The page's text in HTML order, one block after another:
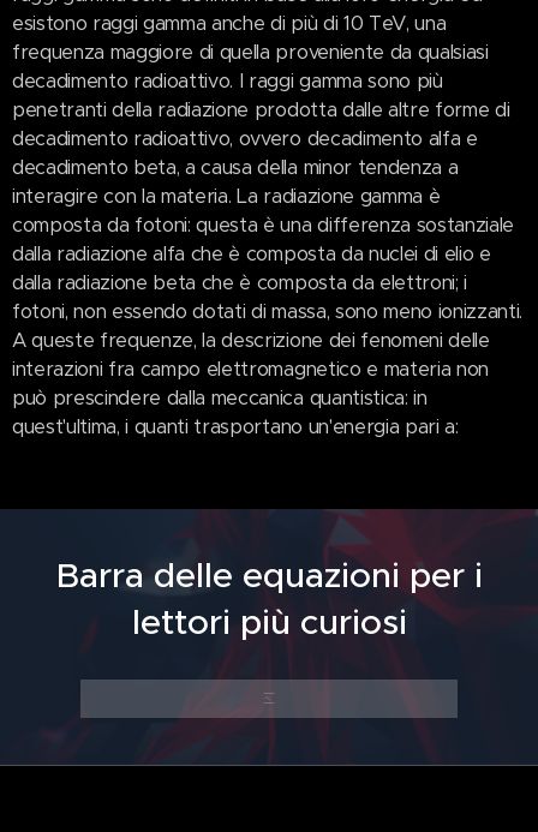
esistono raggi gamma anche di più di 10 TeV, una
frequenza maggiore di quella proveniente da qualsiasi
decadimento radioattivo. I raggi gamma sono più
penetranti della radiazione prodotta dalle altre forme di
decadimento radioattivo, ovvero decadimento alfa e
decadimento beta, a causa della minor tendenza a
interagire con la materia. La radiazione gamma è
composta da fotoni: questa è una differenza sostanziale
dalla radiazione alfa che è composta da nuclei di elio e
dalla radiazione beta che è composta da elettroni; i
fotoni, non essendo dotati di massa, sono meno ionizzanti.
A queste frequenze, la descrizione dei fenomeni delle
interazioni fra campo elettromagnetico e materia non
può prescindere dalla meccanica quantistica: in
quest'ultima, i quanti trasportano un'energia pari a:
Barra delle equazioni per i
lettori più curiosi